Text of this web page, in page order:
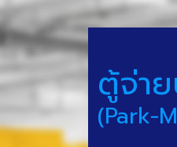
ตู้จ่า
(Park-